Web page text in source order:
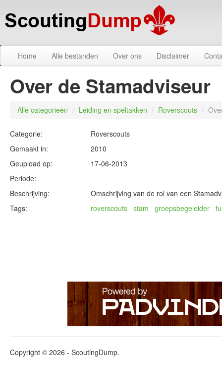
Home Alle bestanden Over ons Disclaimer
Over de Stamadviseur
Alle categorieën / Leiding en speltakken / Roverscouts /
Categorie:
Roverscouts
Gemaakt in:
2010
Geupload op:
17-06-2013
Periode:
Beschrijving:
Omschrijving van de rol van een
Tags:
roverscouts stam groepsbegeleider
Copyright © 2026 - ScoutingDump.